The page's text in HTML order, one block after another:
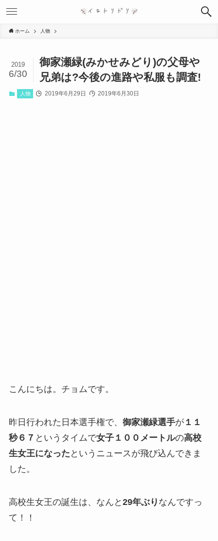
ホーム 人物
御家瀬緑(みかせみどり)の父母や
兄弟は?今後の進路や私服も調査!
2019
6/30
人物 2019年6月29日 2019年6月30日
こんにちは。チョムです。
昨日行われた日本選手権で、 御家瀬緑選手が１１
秒６７ というタイムで女子１００メートルの高校
生女王になった というニュースが飛び込んできま
した。
高校生女王の誕生は、なんと 29年ぶり なんですっ
て！！